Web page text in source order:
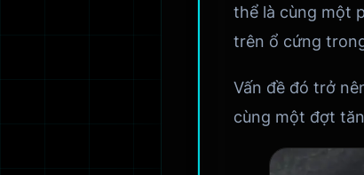
thể là cùng một
trên ổ cứng
Vấn đề đó trở
cùng một đợt